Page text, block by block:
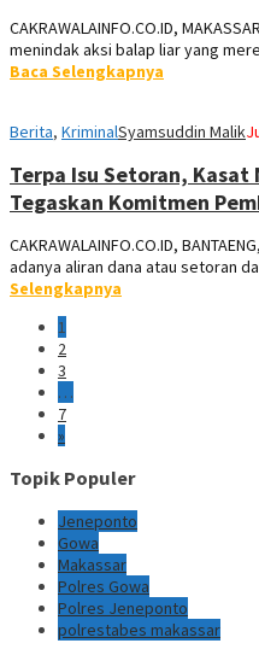
CAKRAWALAINFO.CO.ID,
menindak aksi balap liar yang
Baca Selengkapnya
Berita, KriminalSyamsuddin Malik
Terpa Isu Setoran,
Tegaskan Komitmen
CAKRAWALAINFO.CO.ID,
adanya aliran dana atau setoran
Selengkapnya
1
2
3
…
7
»
Topik Populer
Jeneponto
Gowa
Makassar
Polres Gowa
Polres Jeneponto
polrestabes makassar